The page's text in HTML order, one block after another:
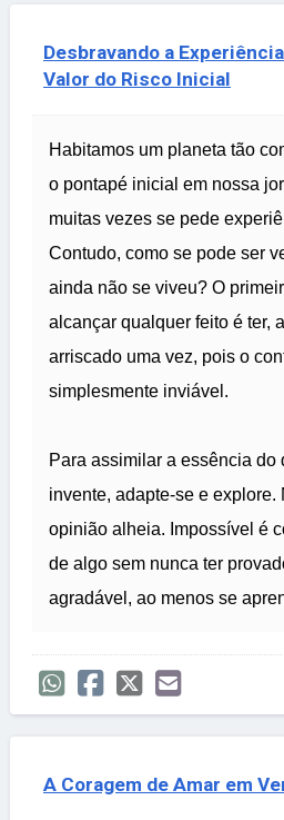
Desbravando a
Valor do Risco Inicial
Habitamos um planeta tão
o pontapé inicial em nossa
muitas vezes se pede
Contudo, como se pode ser
ainda não se viveu? O
alcançar qualquer feito é ter,
arriscado uma vez, pois o
simplesmente inviável.
Para assimilar a essência do
invente, adapte-se e explore.
opinião alheia. Impossível é
de algo sem nunca ter
agradável, ao menos se
A Coragem de Amar em